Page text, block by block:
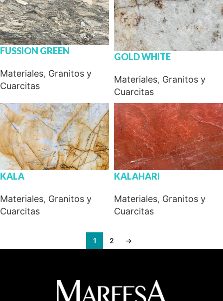
FUSSION GREEN
Materiales, Granitos y
Cuarcitas
GOLD WHITE
Materiales, Granitos y
Cuarcitas
KALA
Materiales, Granitos y
Cuarcitas
KALAHARI
Materiales, Granitos y
Cuarcitas
1 2 →